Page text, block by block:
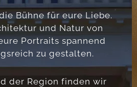
Bühne für eure Liebe.
und Natur von
Portraits spannend
zu gestalten.
der Region finden wir